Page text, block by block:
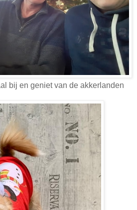
bij en geniet van de akkerlanden